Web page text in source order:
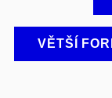
VĚTŠÍ